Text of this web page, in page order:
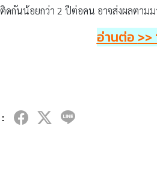
ดกันน้อยกว่า 2 ปีต่อคน อาจส่งผลตาม
อ่านต่อ >>